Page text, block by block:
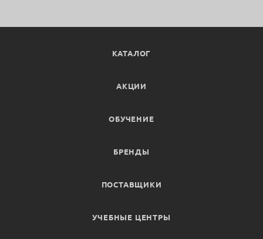
КАТАЛОГ
АКЦИИ
ОБУЧЕНИЕ
БРЕНДЫ
ПОСТАВЩИКИ
УЧЕБНЫЕ ЦЕНТРЫ